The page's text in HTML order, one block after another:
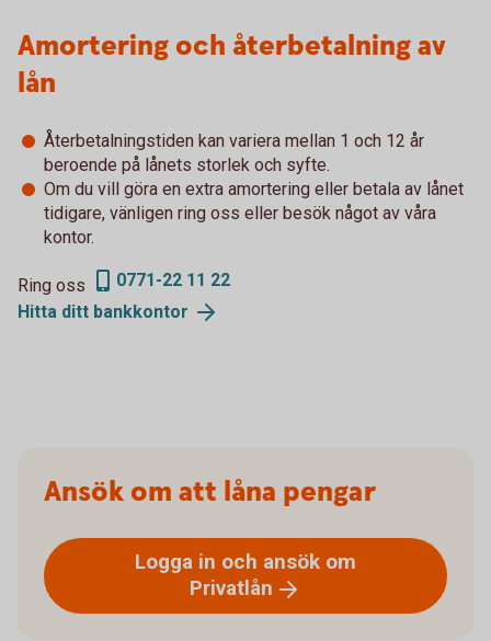
Amortering och återbetalning av
lån
Återbetalningstiden kan variera mellan 1 och 12 år
beroende på lånets storlek och syfte.
Om du vill göra en extra amortering eller betala av lånet
tidigare, vänligen ring oss eller besök något av våra
kontor.
Ring oss
0771-22 11 22
Hitta ditt bankkontor
Ansök om att låna pengar
Logga in och ansök om
Privatlån